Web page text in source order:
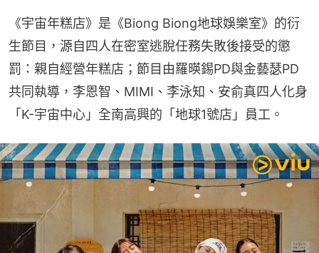
《宇宙年糕店》是《Biong Biong地球娛樂室》的衍
生節目，源自四人在密室逃脫任務失敗後接受的懲
罰：親自經營年糕店；節目由羅暎錫PD與金藝瑟PD
共同執導，李恩智、MIMI、李泳知、安俞真四人化身
「K-宇宙中心」全南高興的「地球1號店」員工。